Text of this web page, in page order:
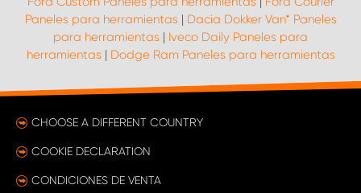
Paneles para herramientas | Dacia Dokker Van* Paneles
para herramientas | Iveco Daily Paneles para
herramientas | Dodge Ram Paneles para herramientas
CHOOSE A DIFFERENT COUNTRY
COOKIE DECLARATION
CONDICIONES DE VENTA